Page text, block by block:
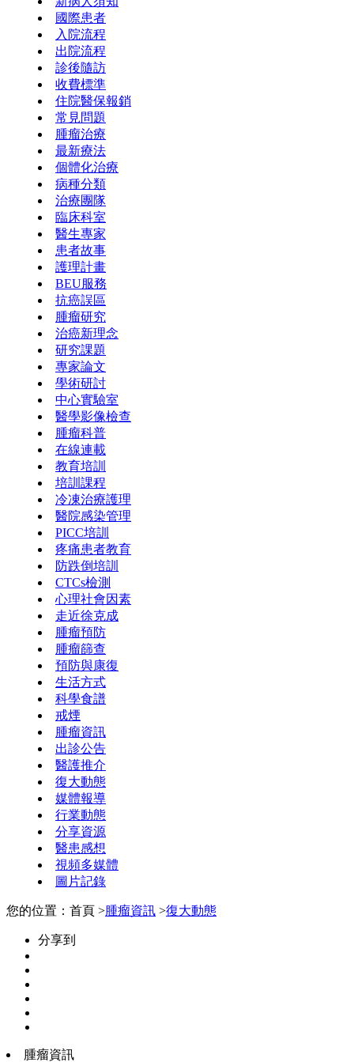
國際患者
入院流程
出院流程
診後隨訪
收費標準
住院醫保報銷
常見問題
腫瘤治療
最新療法
個體化治療
病種分類
治療團隊
臨床科室
醫生專家
患者故事
護理計畫
BEU服務
抗癌誤區
腫瘤研究
治癌新理念
研究課題
專家論文
學術研討
中心實驗室
醫學影像檢查
腫瘤科普
在線連載
教育培訓
培訓課程
冷凍治療護理
醫院感染管理
PICC培訓
疼痛患者教育
防跌倒培訓
CTCs檢測
心理社會因素
走近徐克成
腫瘤預防
腫瘤篩查
預防與康復
生活方式
科學食譜
戒煙
腫瘤資訊
出診公告
醫護推介
復大動態
媒體報導
行業動態
分享資源
醫患感想
視頻多媒體
圖片記錄
您的位置：首頁 >腫瘤資訊 >復大動態
分享到
腫瘤資訊